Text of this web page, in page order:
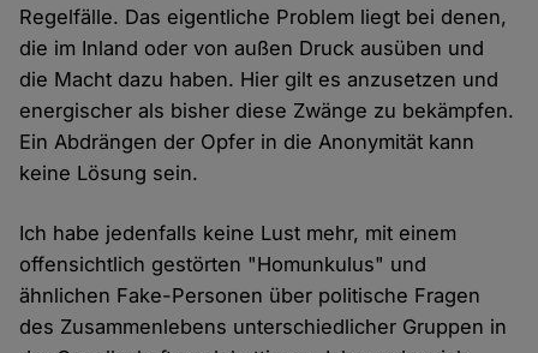
Regelfälle. Das eigentliche Problem liegt bei denen,
die im Inland oder von außen Druck ausüben und
die Macht dazu haben. Hier gilt es anzusetzen und
energischer als bisher diese Zwänge zu bekämpfen.
Ein Abdrängen der Opfer in die Anonymität kann
keine Lösung sein.
Ich habe jedenfalls keine Lust mehr, mit einem
offensichtlich gestörten "Homunkulus" und
ähnlichen Fake-Personen über politische Fragen
des Zusammenlebens unterschiedlicher Gruppen in